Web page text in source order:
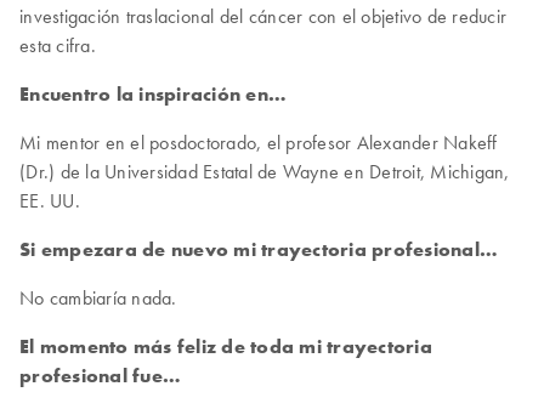
investigación traslacional del cáncer con el objetivo de reducir
esta cifra.
Encuentro la inspiración en…
Mi mentor en el posdoctorado, el profesor Alexander Nakeff
(Dr.) de la Universidad Estatal de Wayne en Detroit, Michigan,
EE. UU.
Si empezara de nuevo mi trayectoria profesional…
No cambiaría nada.
El momento más feliz de toda mi trayectoria
profesional fue…